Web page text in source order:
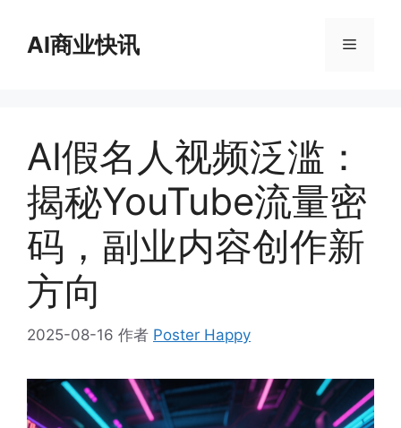
AI商业快讯 菜
AI假名人视频泛滥：
揭秘YouTube流量密
码，副业内容创作新
方向
2025-08-16 作者 Poster Happy